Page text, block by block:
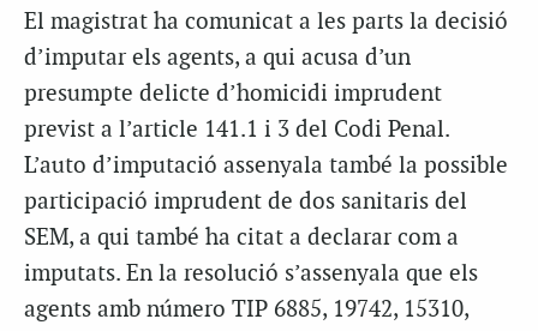
El magistrat ha comunicat a les parts la decisió
d’imputar els agents, a qui acusa d’un
presumpte delicte d’homicidi imprudent
previst a l’article 141.1 i 3 del Codi Penal.
L’auto d’imputació assenyala també la possible
participació imprudent de dos sanitaris del
SEM, a qui també ha citat a declarar com a
imputats. En la resolució s’assenyala que els
agents amb número TIP 6885, 19742, 15310,